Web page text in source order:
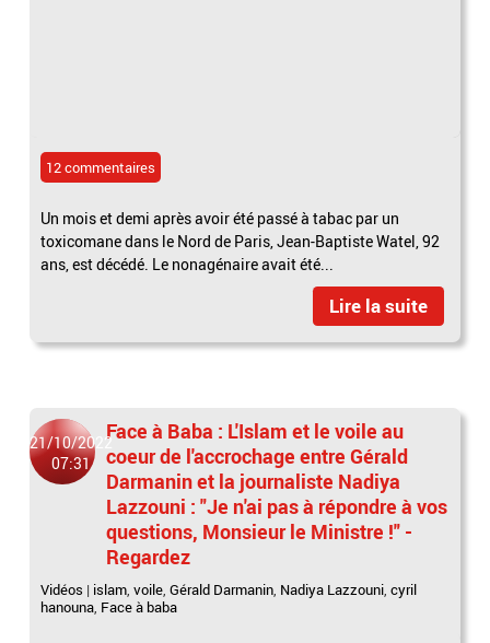
12 commentaires
Un mois et demi après avoir été passé à tabac par un
toxicomane dans le Nord de Paris, Jean-Baptiste Watel, 92
ans, est décédé. Le nonagénaire avait été...
Lire la suite
21/10/2022
07:31
Face à Baba : L'Islam et le voile au
coeur de l'accrochage entre Gérald
Darmanin et la journaliste Nadiya
Lazzouni : "Je n'ai pas à répondre à vos
questions, Monsieur le Ministre !" -
Regardez
Vidéos | islam,voile,Gérald Darmanin, Nadiya Lazzouni,cyril
hanouna, Face à baba